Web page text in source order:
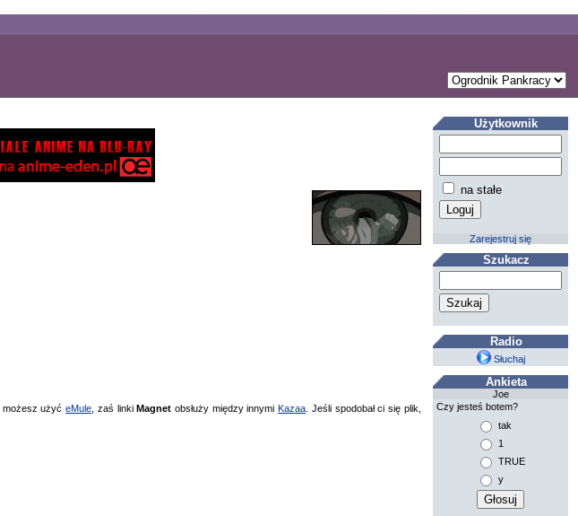
możesz użyćeMule , zaś linkiMagnet obsłuży między innymiKazaa . Jeśli spodobał ci się plik,
Użytkownik
na stałe
Zarejestruj się
Szukacz
Radio
Słuchaj
Ankieta
Joe
Czy jesteś botem?
tak
1
TRUE
y